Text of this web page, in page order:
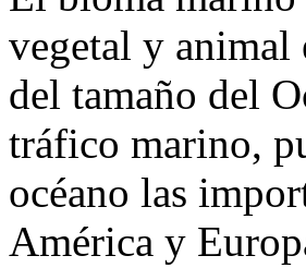
vegetal y animal
del tamaño del
tráfico marino,
océano las
América y